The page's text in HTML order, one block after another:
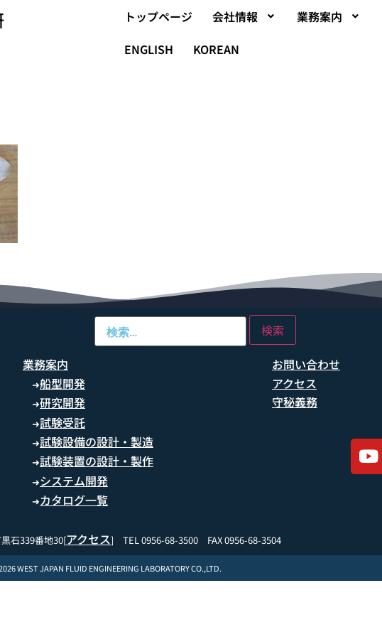
トップページ 会社情報 業務案内
ENGLISH
KOREAN
業務案内
➜船型開発
➜研究開発
➜試験受託
➜試験設備の設計・製造
➜試験装置の設計・製作
➜システム開発
➜カタログ一覧
お問い合わせ
アクセス
守秘義務
石339番地30[アクセス] TEL 0956-68-3500 FAX 0956-68-3504
WEST JAPAN FLUID ENGINEERING LABORATORY CO.,LTD.